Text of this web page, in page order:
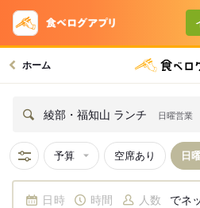
ホーム
綾部・福知山 ランチ 日曜営業
予算 空席あり 日
日時 時間 人数 でネ